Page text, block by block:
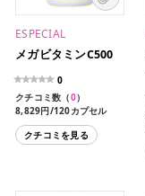
ESPECIAL
メガビタミンC500
0
クチコミ数（0）
8,829円/120カプセル
クチコミを見る